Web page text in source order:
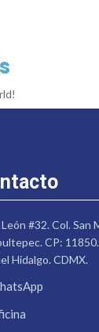
#32. Col. San
CP:
Hidalgo. CDMX.